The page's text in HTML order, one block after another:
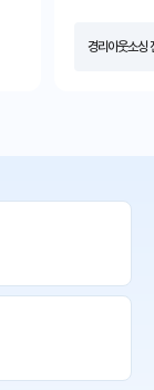
항상 감사합
경리아웃소싱